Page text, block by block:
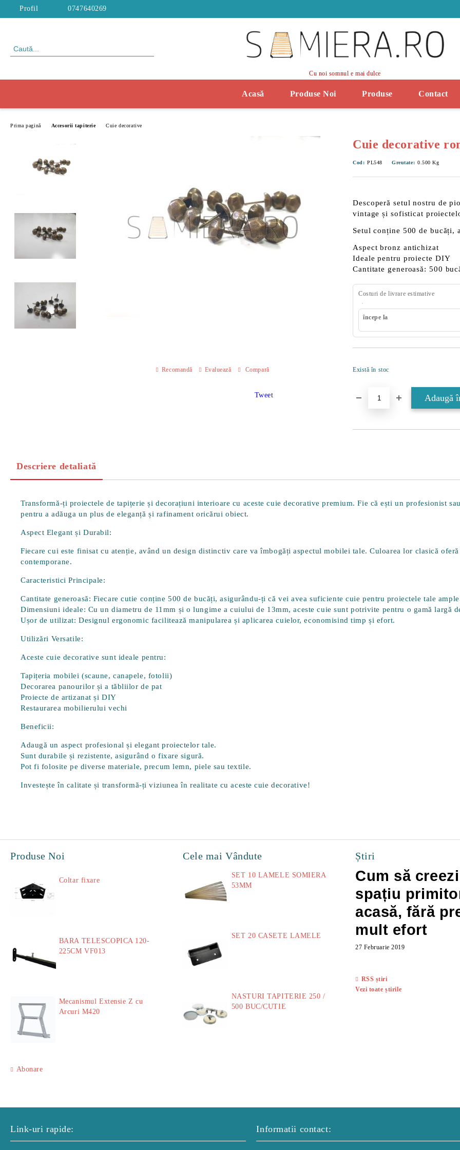
Profil 0747640269
Cu noi somnul e mai dulce
Acasă Produse Noi Produse Contact
Prima pagină Accesorii tapiterie Cuie decorative
Cuie decorative
Cod: PL548 Greutate: 0.500 Kg
Descoperă setul nostru de
vintage și sofisticat
Setul conține 500 de bucăți,
Aspectbronz antichizat
Ideale pentru proiecte DIY
Cantitate generoasă: 500
Costuri de livrare estimative
începe la
Există în stoc
Recomandă Evaluează Compară
Tweet
Descriere detaliată
Transformă-ți proiectele de tapițerie și decorațiuni interioare cu aceste cuie decorative premium. Fie că ești un profesionist
pentru a adăuga un plus de eleganță și rafinament oricărui obiect.
Aspect Elegant și Durabil:
Fiecare cui este finisat cu atenție, având un design distinctiv care va îmbogăți aspectul mobilei tale. Culoarea lor clasică
contemporane.
Caracteristici Principale:
Cantitate generoasă: Fiecare cutie conține500 de bucăți, asigurându-ți că vei avea suficiente cuie pentru proiectele tale
Dimensiuni ideale: Cu un diametru de 11mm și o lungime a cuiului de 13mm, aceste cuie sunt potrivite pentru o gamă largă
Ușor de utilizat: Designul ergonomic facilitează manipularea și aplicarea cuielor, economisind timp și efort.
Utilizări Versatile:
Aceste cuie decorative sunt ideale pentru:
Tapițeria mobilei (scaune, canapele, fotolii)
Decorarea panourilor și a tăbliilor de pat
Proiecte de artizanat și DIY
Restaurarea mobilierului vechi
Beneficii:
Adaugă un aspect profesional și elegant proiectelor tale.
Sunt durabile și rezistente, asigurând o fixare sigură.
Pot fi folosite pe diverse materiale, precum lemn, piele sau textile.
Investește în calitate și transformă-ți viziunea în realitate cu aceste cuie decorative!
Produse Noi
Coltar fixare
BARA TELESCOPICA 120-
225CM VF013
Mecanismul Extensie Z cu
Arcuri M420
Abonare
Cele mai Vândute
SET 10 LAMELE SOMIERA
53MM
SET 20 CASETE LAMELE
NASTURI TAPITERIE 250 /
500 BUC/CUTIE
Știri
Cum să
spațiu
acasă, fără
mult efort
27 Februarie 2019
RSS știri
Vezi toate știrile
Link-uri rapide: Informatii contact: